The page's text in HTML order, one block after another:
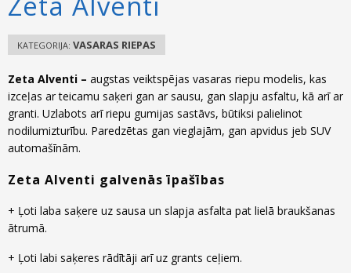
KATEGORIJA: VASARAS RIEPAS
Zeta Alventi – augstas veiktspējas vasaras riepu modelis, kas
izceļas ar teicamu saķeri gan ar sausu, gan slapju asfaltu, kā arī ar
granti. Uzlabots arī riepu gumijas sastāvs, būtiksi palielinot
nodilumizturību. Paredzētas gan vieglajām, gan apvidus jeb SUV
automašīnām.
Zeta Alventi galvenās īpašības
+ Ļoti laba saķere uz sausa un slapja asfalta pat lielā braukšanas
ātrumā.
+ Ļoti labi saķeres rādītāji arī uz grants ceļiem.